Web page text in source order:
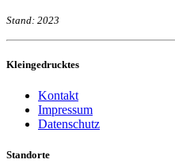
Stand: 2023
Kleingedrucktes
Kontakt
Impressum
Datenschutz
Standorte